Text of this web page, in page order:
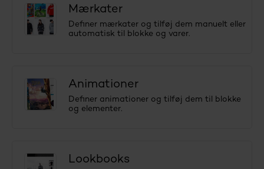
Mærkater
Definer mærkater og tilføj dem manuelt eller
automatisk til blokke og varer.
Animationer
Definer animationer og tilføj dem til blokke
og elementer.
Lookbooks